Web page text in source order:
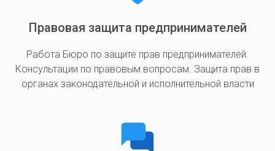
Правовая защита предпринимателей
Работа Бюро по защите прав предпринимателей.
Консультации по правовым вопросам. Защита прав в
органах законодательной и исполнительной власти